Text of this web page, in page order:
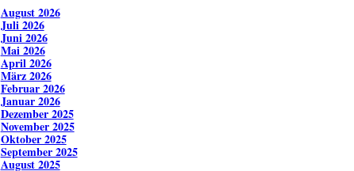
August 2026
Juli 2026
Juni 2026
Mai 2026
April 2026
März 2026
Februar 2026
Januar 2026
Dezember 2025
November 2025
Oktober 2025
September 2025
August 2025